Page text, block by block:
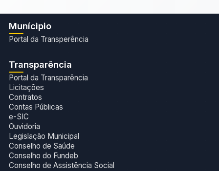
Munícipio
Portal da Transperência
Transparência
Portal da Transparência
Licitações
Contratos
Contas Públicas
e-SIC
Ouvidoria
Legislação Municipal
Conselho de Saúde
Conselho do Fundeb
Conselho de Assistência Social